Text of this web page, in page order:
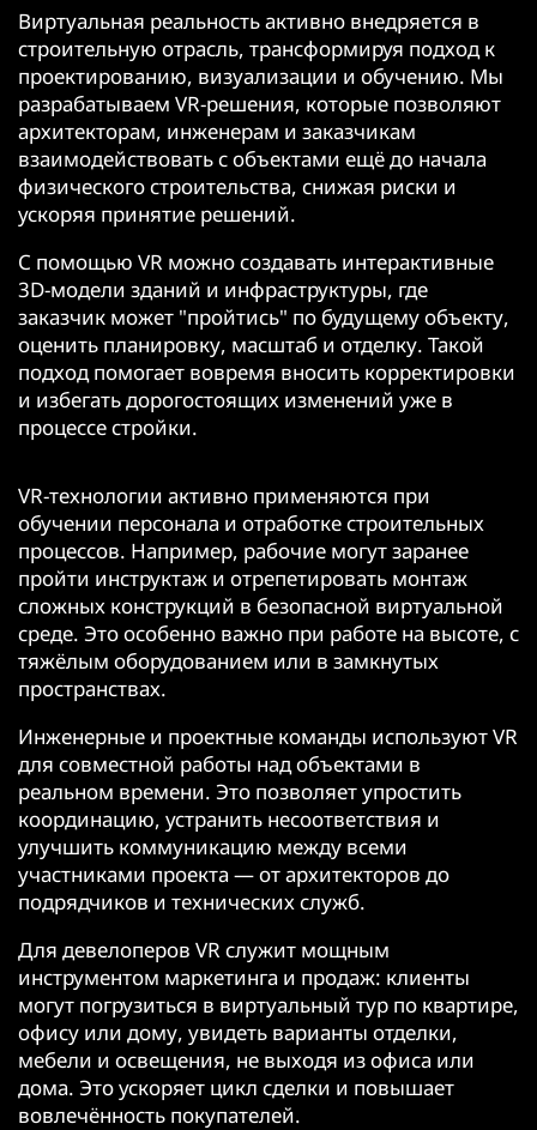
Виртуальная реальность активно внедряется в
строительную отрасль, трансформируя подход к
проектированию, визуализации и обучению. Мы
разрабатываем VR-решения, которые позволяют
архитекторам, инженерам и заказчикам
взаимодействовать с объектами ещё до начала
физического строительства, снижая риски и
ускоряя принятие решений.
С помощью VR можно создавать интерактивные
3D-модели зданий и инфраструктуры, где
заказчик может "пройтись" по будущему объекту,
оценить планировку, масштаб и отделку. Такой
подход помогает вовремя вносить корректировки
и избегать дорогостоящих изменений уже в
процессе стройки.
VR-технологии активно применяются при
обучении персонала и отработке строительных
процессов. Например, рабочие могут заранее
пройти инструктаж и отрепетировать монтаж
сложных конструкций в безопасной виртуальной
среде. Это особенно важно при работе на высоте, с
тяжёлым оборудованием или в замкнутых
пространствах.
Инженерные и проектные команды используют VR
для совместной работы над объектами в
реальном времени. Это позволяет упростить
координацию, устранить несоответствия и
улучшить коммуникацию между всеми
участниками проекта — от архитекторов до
подрядчиков и технических служб.
Для девелоперов VR служит мощным
инструментом маркетинга и продаж: клиенты
могут погрузиться в виртуальный тур по квартире,
офису или дому, увидеть варианты отделки,
мебели и освещения, не выходя из офиса или
дома. Это ускоряет цикл сделки и повышает
вовлечённость покупателей.